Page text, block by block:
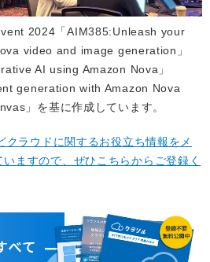
2024「AIM385:Unleash your
video and image generation」
AI using Amazon Nova」
generation with Amazon Nova
」を基に作成しています。
クラウドに関するお役立ち情報をメ
ますので、ぜひこちらからご登録く